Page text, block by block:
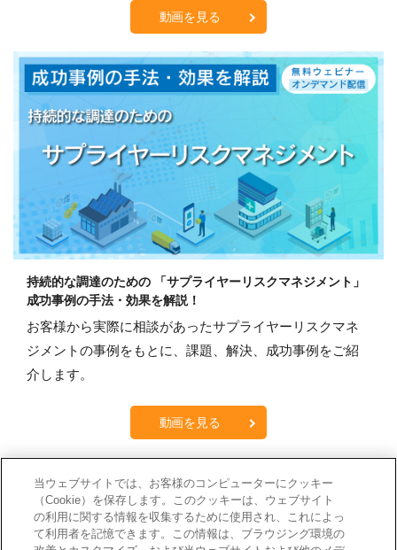
動画を見る
持続的な調達のための 「サプライヤーリスクマネジメント」
成功事例の手法・効果を解説！
お客様から実際に相談があったサプライヤーリスクマネ
ジメントの事例をもとに、課題、解決、成功事例をご紹
介します。
動画を見る
お問い合わせ
当ウェブサイトでは、お客様のコンピューターにクッキー
（Cookie）を保存します。このクッキーは、ウェブサイト
の利用に関する情報を収集するために使用され、これによっ
て利用者を記憶できます。この情報は、ブラウジング環境の